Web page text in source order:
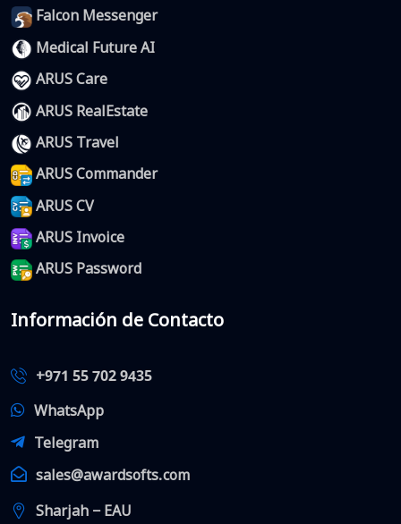
Falcon Messenger
Medical Future AI
ARUS Care
ARUS RealEstate
ARUS Travel
ARUS Commander
ARUS CV
ARUS Invoice
ARUS Password
Información de Contacto
+971 55 702 9435
WhatsApp
Telegram
sales@awardsofts.com
Sharjah − EAU